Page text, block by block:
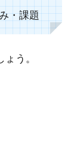
・課題
う。